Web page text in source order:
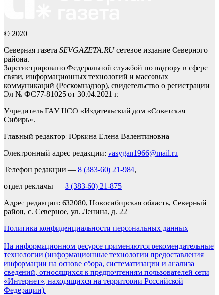
© 2020
Северная газета SEVGAZETA.RUсетевое издание Северного
района.
Зарегистрировано Федеральной службой по надзору в сфере
связи, информационных технологий и массовых
коммуникаций (Роскомнадзор), свидетельство о регистрации
Эл № ФС77-81025 от 30.04.2021 г.
Учредитель ГАУ НСО «Издательский дом «Советская
Сибирь».
Главный редактор: Юркина Елена Валентиновна
Электронный адрес редакции: vasygan1966@mail.ru
Телефон редакции — 8 (383-60) 21-984,
отдел рекламы — 8 (383-60) 21-875
Адрес редакции: 632080, Новосибирская область, Северный
район, с. Северное, ул. Ленина, д. 22
Политика конфиденциальности персональных данных
На информационном ресурсе применяются рекомендательные
технологии (информационные технологии предоставления
информации на основе сбора, систематизации и анализа
сведений, относящихся к предпочтениям пользователей сети
«Интернет», находящихся на территории Российской
Федерации).